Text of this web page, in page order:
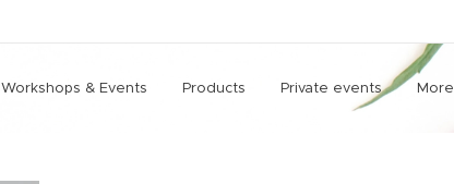
Workshops & Events Products Private events More